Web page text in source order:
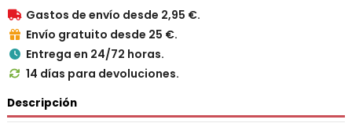
 Gastos de envío desde 2,95 €.
 Envío gratuito desde 25 €.
 Entrega en 24/72 horas.
 14 días para devoluciones.
Descripción